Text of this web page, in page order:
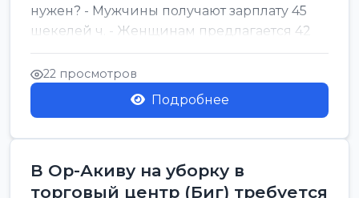
нужен? - Мужчины получают зарплату 45
шекелей ч. - Женщинам предлагается 42
шекеля ч. График...
22 просмотров
Подробнее
В Ор-Акиву на уборку в
торговый центр (Биг) требуется